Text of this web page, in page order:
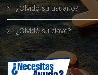
¿Olvidó su usuario?
¿Olvidó su clave?